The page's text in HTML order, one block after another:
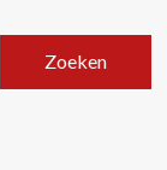
Zoeken